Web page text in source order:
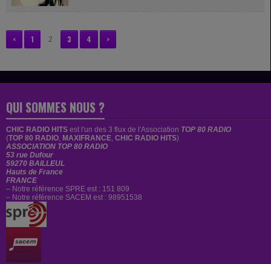
< 1 2 3 4 >
QUI SOMMES NOUS ?
CHIC RADIO HITS est l'un des 3 flux de l'Association TOP 80 RADIO
(TOP 80 RADIO, MAXIFRANCE, CHIC RADIO HITS)
ASSOCIATION TOP 80 RADIO
53 rue Dufour
59270 BAILLEUL
Hauts de France
FRANCE
– Notre référence SPRE est : 151 809
– Notre référence SACEM est : 98951538